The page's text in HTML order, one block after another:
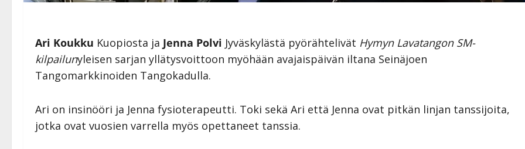
Ari Koukku Kuopiosta ja Jenna Polvi Jyväskylästä pyörähtelivät Hymyn Lavatangon SM-
kilpailunyleisen sarjan yllätysvoittoon myöhään avajaispäivän iltana Seinäjoen
Tangomarkkinoiden Tangokadulla.
Ari on insinööri ja Jenna fysioterapeutti. Toki sekä Ari että Jenna ovat pitkän linjan tanssijoita,
jotka ovat vuosien varrella myös opettaneet tanssia.